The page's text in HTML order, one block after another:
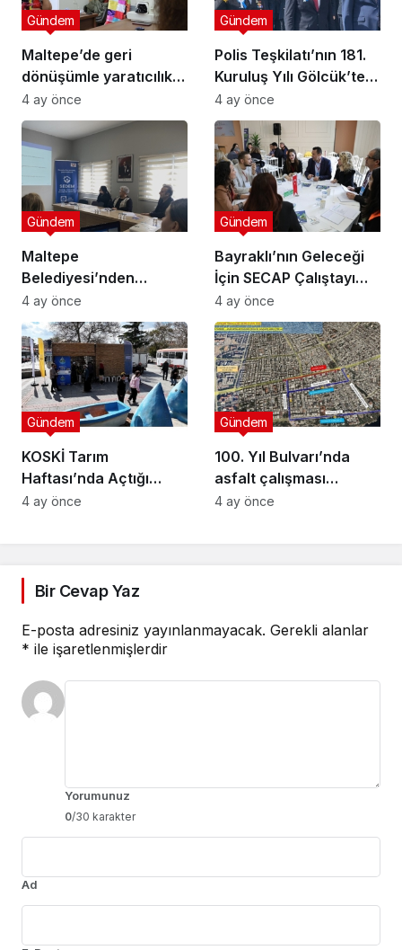
Maltepe’de geri
dönüşümle yaratıcılık
buluştu
Gündem
4 ay önce
Polis Teşkilatı’nın 181.
Kuruluş Yılı Gölcük’te
Törenle Kutlandı
Gündem
4 ay önce
Maltepe
Belediyesi’nden
Muhtarlara Toplumsal
Cinsiyet Eşitliği
Semineri
Gündem
4 ay önce
Bayraklı’nın Geleceği
İçin SECAP Çalıştayı
Düzenlendi
Gündem
4 ay önce
KOSKİ Tarım
Haftası’nda Açtığı
Stantta Su Tasarrufu
Gündem
4 ay önce
100. Yıl Bulvarı’nda
asfalt çalışması
gerçekleştirilecek
Gündem
4 ay önce
Bir Cevap Yaz
E-posta adresiniz yayınlanmayacak. Gerekli alanlar
* ile işaretlenmişlerdir
Yorumunuz
0/30 karakter
Ad